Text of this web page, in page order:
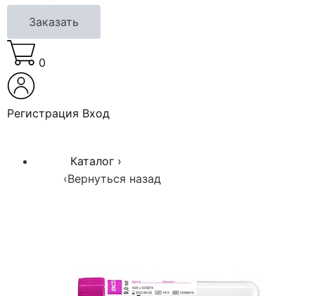
Заказать
0
Регистрация Вход
Каталог ›
‹Вернуться назад